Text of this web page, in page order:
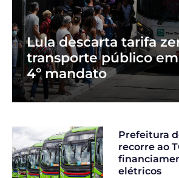
Lula descarta tarifa
transporte público
4º mandato
Prefeitura
recorre ao
elétricos